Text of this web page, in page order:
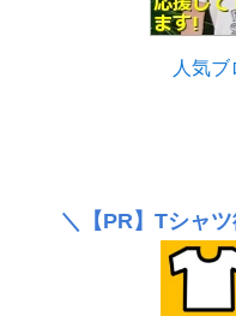
人気
＼ 【PR】 Tシャ